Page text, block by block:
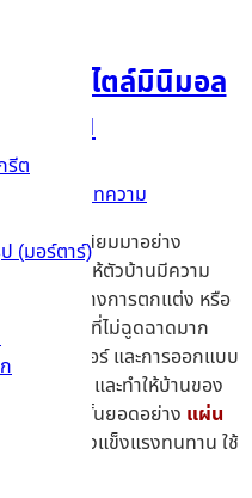
รีต
(มอร์ตาร์)
งบ้านสไตล์มินิมอล
ม่ซับซ้อน
บทความ
ด้รับความนิยมมาอย่าง
นี้เอง ที่ทำให้ตัวบ้านมีความ
น โดยแนวทางการตกแต่ง หรือ
สดุธรรมชาติที่ไม่ฉูดฉาดมาก
กเฟอร์นิเจอร์ และการออกแบบ
นดแนวทาง และทำให้บ้านของ
บเอาวัสดุชั้นยอดอย่าง แผ่น
เร็วแล้ว ยังแข็งแรงทนทาน ใช้